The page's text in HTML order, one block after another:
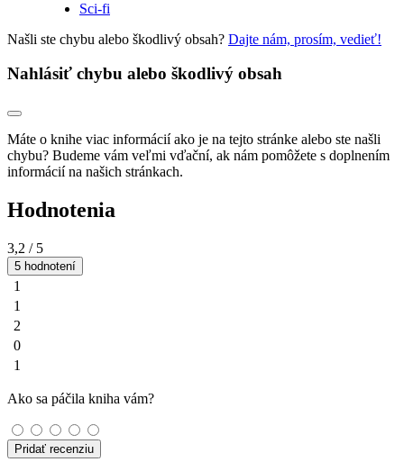
Sci-fi
Našli ste chybu alebo škodlivý obsah? Dajte nám, prosím, vedieť!
Nahlásiť chybu alebo škodlivý obsah
Máte o knihe viac informácií ako je na tejto stránke alebo ste našli
chybu? Budeme vám veľmi vďační, ak nám pomôžete s doplnením
informácií na našich stránkach.
Hodnotenia
3,2 / 5
5 hodnotení
1
1
2
0
1
Ako sa páčila kniha vám?
Pridať recenziu